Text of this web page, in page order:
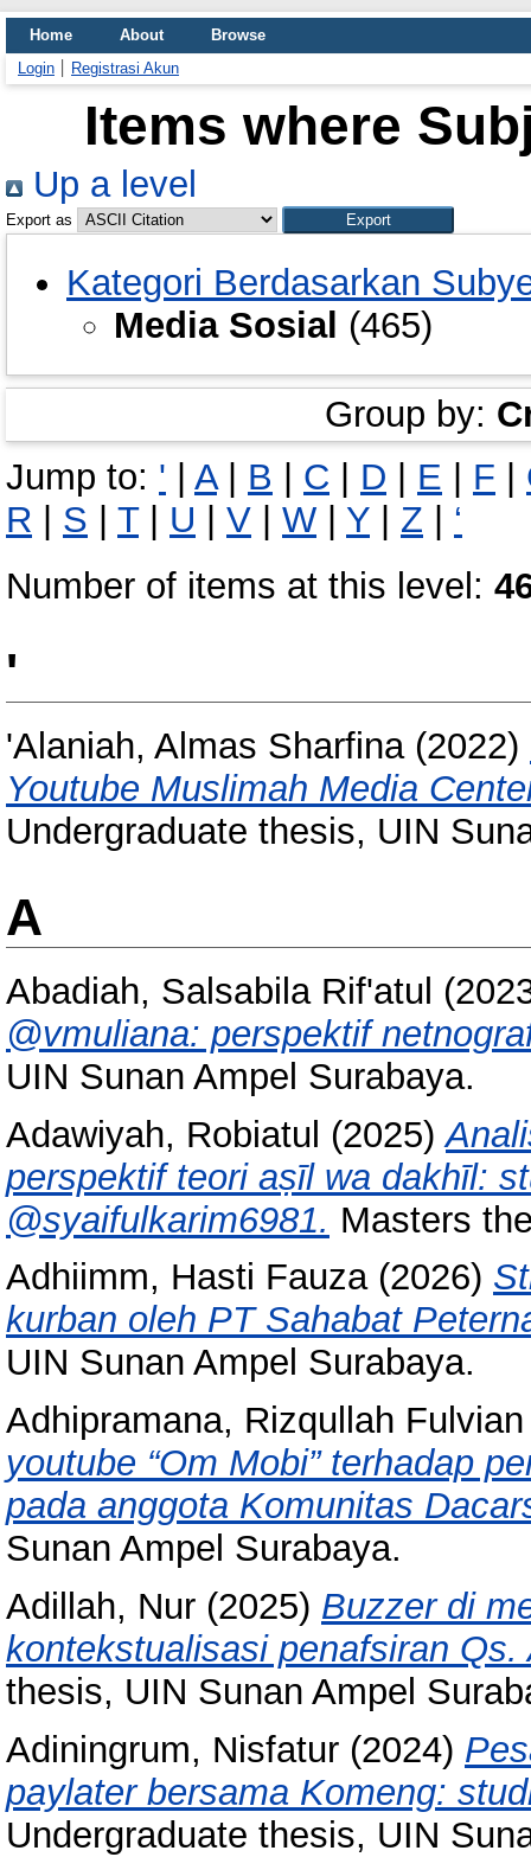
Home About
Browse
Login
Registrasi Akun
Items where
Up a level
Export as
Kategori Berdasarkan
Media Sosial (465)
Group by:
Jump to: ' | A| B | C | D | E | F |
R | S | T| U | V | W | Y | Z | ‘
Number of items at this level:
'
'Alaniah, Almas Sharfina(2022)
Youtube Muslimah Media
Undergraduate thesis, UIN
A
Abadiah, Salsabila Rif'atul
@vmuliana: perspektif
UIN Sunan Ampel Surabaya.
Adawiyah, Robiatul (2025)
perspektif teori aṣīl wa dakhīl:
@syaifulkarim6981. Masters
Adhiimm, Hasti Fauza(2026)
kurban oleh PT Sahabat
UIN Sunan Ampel Surabaya.
Adhipramana, Rizqullah Fulvian
youtube “Om Mobi” terhadap
pada anggota Komunitas
Sunan Ampel Surabaya.
Adillah, Nur (2025) Buzzer di
kontekstualisasi penafsiran
thesis, UIN Sunan Ampel
Adiningrum, Nisfatur (2024)
paylater bersama Komeng:
Undergraduate thesis, UIN